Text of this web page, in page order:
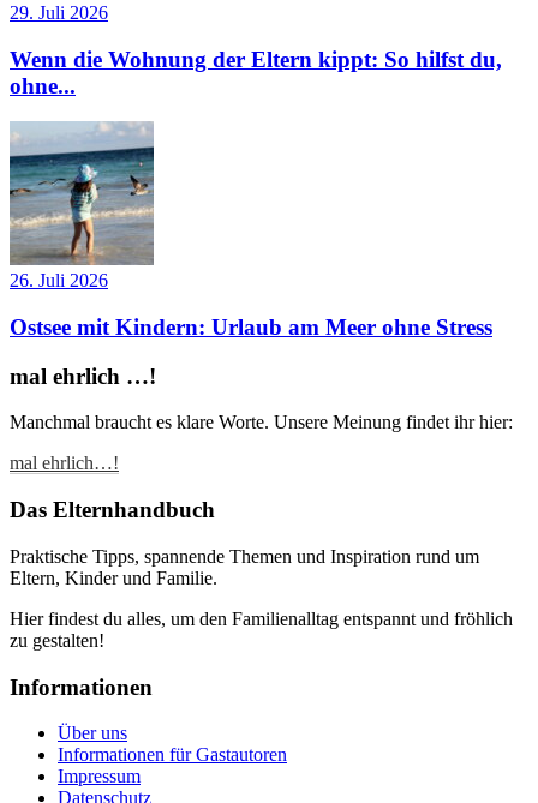
29. Juli 2026
Wenn die Wohnung der Eltern kippt: So hilfst du,
ohne...
26. Juli 2026
Ostsee mit Kindern: Urlaub am Meer ohne Stress
mal ehrlich …!
Manchmal braucht es klare Worte. Unsere Meinung findet ihr hier:
mal ehrlich…!
Das Elternhandbuch
Praktische Tipps, spannende Themen und Inspiration rund um
Eltern, Kinder und Familie.
Hier findest du alles, um den Familienalltag entspannt und fröhlich
zu gestalten!
Informationen
Über uns
Informationen für Gastautoren
Impressum
Datenschutz